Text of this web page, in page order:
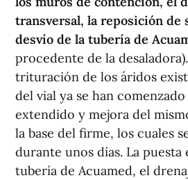
transversal, la reposición de
desvío de la tubería de
procedente de la
trituración de los áridos
del vial ya se han
extendido y mejora del
la base del firme, los cuales
durante unos días. La puesta
tubería de Acuamed, el